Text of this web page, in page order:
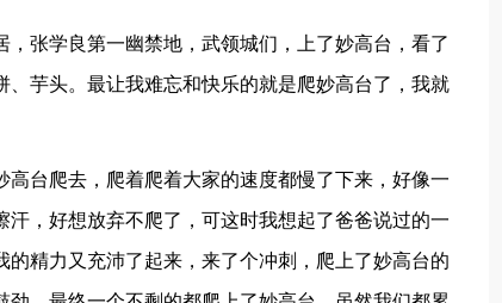
张学良第一幽禁地，武领城们，上了妙高台，看了
芋头。最让我难忘和快乐的就是爬妙高台了，我就
台爬去，爬着爬着大家的速度都慢了下来，好像一
，好想放弃不爬了，可这时我想起了爸爸说过的一
精力又充沛了起来，来了个冲刺，爬上了妙高台的